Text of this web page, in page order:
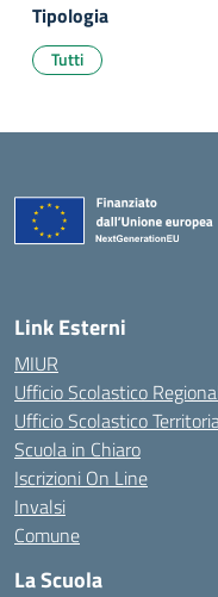
Tipologia
Tutti
Link Esterni
MIUR
Ufficio Scolastico
Ufficio Scolastico
Scuola in Chiaro
Iscrizioni On Line
Invalsi
Comune
La Scuola